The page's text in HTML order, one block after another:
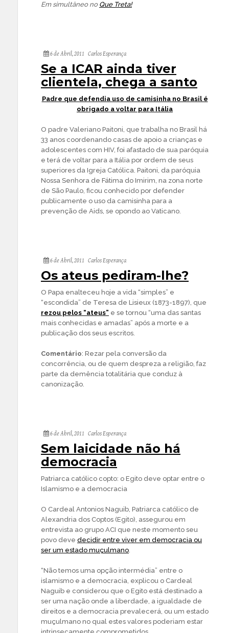
Em simultâneo no Que Treta!
6 de Abril, 2011 Carlos Esperança
Se a ICAR ainda tiver
clientela, chega a santo
Padre que defendia uso de camisinha no Brasil é
obrigado a voltar para Itália
O padre Valeriano Paitoni, que trabalha no Brasil há
33 anos coordenando casas de apoio a crianças e
adolescentes com HIV, foi afastado de sua paróquia
e terá de voltar para a Itália por ordem de seus
superiores da Igreja Católica. Paitoni, da paróquia
Nossa Senhora de Fátima do Imirim, na zona norte
de São Paulo, ficou conhecido por defender
publicamente o uso da camisinha para a
prevenção de Aids, se opondo ao Vaticano.
6 de Abril, 2011 Carlos Esperança
Os ateus pediram-lhe?
O Papa enalteceu hoje a vida “simples” e
“escondida” de Teresa de Lisieux (1873-1897), que
rezou pelos “ateus” e se tornou “uma das santas
mais conhecidas e amadas” após a morte e a
publicação dos seus escritos.
Comentário: Rezar pela conversão da
concorrência, ou de quem despreza a religião, faz
parte da demência totalitária que conduz à
canonização.
6 de Abril, 2011 Carlos Esperança
Sem laicidade não há
democracia
Patriarca católico copto: o Egito deve optar entre o
Islamismo e a democracia
O Cardeal Antonios Naguib, Patriarca católico de
Alexandria dos Coptos (Egito), assegurou em
entrevista ao grupo ACI que neste momento seu
povo deve decidir entre viver em democracia ou
ser um estado muçulmano.
“Não temos uma opção intermédia” entre o
islamismo e a democracia, explicou o Cardeal
Naguib e considerou que o Egito está destinado a
ser uma nação onde a liberdade, a igualdade de
direitos e a democracia prevalecerá, ou um estado
muçulmano no qual estes valores poderiam estar